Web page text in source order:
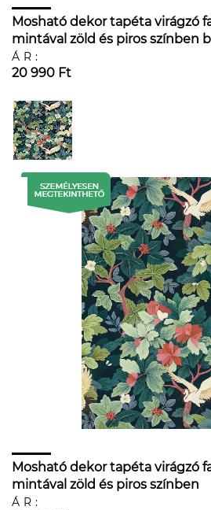
Mosható dekor tapéta virágzó
mintával zöld és piros színben
ÁR:
20 990 Ft
Mosható dekor tapéta virágzó
mintával zöld és piros színben
ÁR: